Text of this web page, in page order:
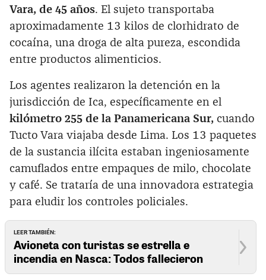
Vara, de 45 años. El sujeto transportaba
aproximadamente 13 kilos de clorhidrato de
cocaína, una droga de alta pureza, escondida
entre productos alimenticios.
Los agentes realizaron la detención en la
jurisdicción de Ica, específicamente en el
kilómetro 255 de la Panamericana Sur, cuando
Tucto Vara viajaba desde Lima. Los 13 paquetes
de la sustancia ilícita estaban ingeniosamente
camuflados entre empaques de milo, chocolate
y café. Se trataría de una innovadora estrategia
para eludir los controles policiales.
LEER TAMBIÉN:
Avioneta con turistas se estrella e
incendia en Nasca: Todos fallecieron